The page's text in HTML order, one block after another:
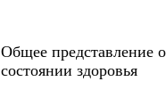
Общее представление о
состоянии здоровья